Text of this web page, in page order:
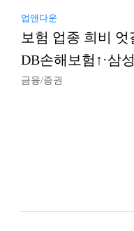
업앤다운
보험 업종 희비
DB손해보험↑·삼
금융/증권